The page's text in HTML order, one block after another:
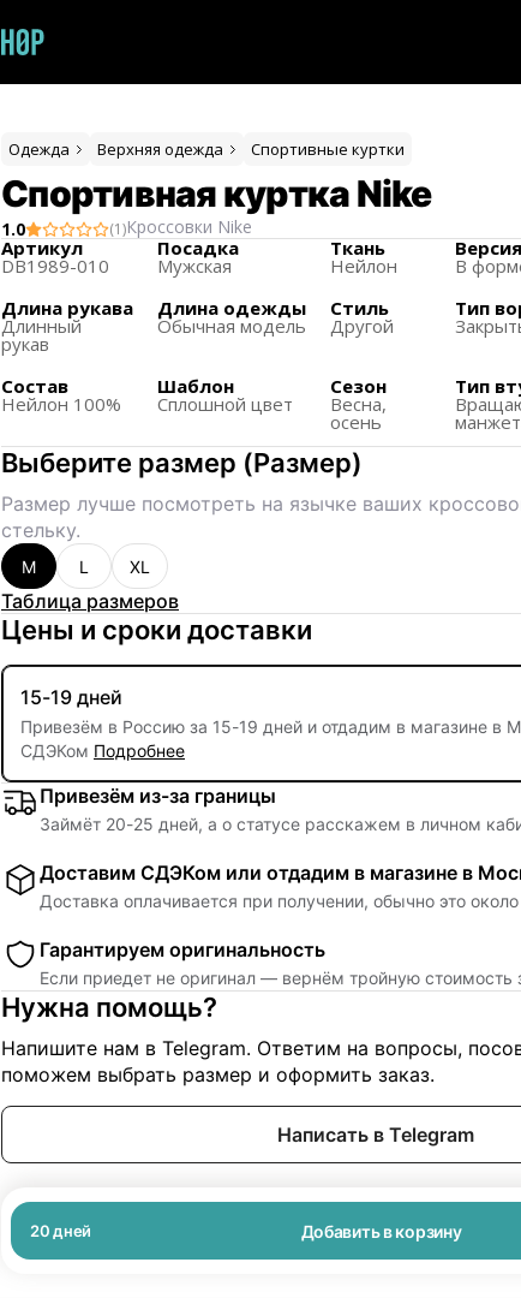
Одежда Верхняя одежда Спортивные куртки
Спортивная куртка Nike
1.0 (1)Кроссовки Nike
Артикул
DB1989-010
Посадка
Мужская
Ткань
Нейлон
Версия
В
Длина рукава
Длинный
рукав
Длина одежды
Обычная модель
Стиль
Другой
Тип
Состав
Нейлон 100%
Шаблон
Сплошной цвет
Сезон
Весна,
осень
Тип
Выберите размер (Размер)
Размер лучше посмотреть на язычке ваших
стельку.
M L XL
Таблица размеров
Цены и сроки доставки
15-19 дней
Привезём в Россию за 15-19 дней и отдадим в магазине в
СДЭКом Подробнее
Привезём из-за границы
Займёт 20-25 дней, а о статусе расскажем в личном
Доставим СДЭКом или отдадим в магазине в
Доставка оплачивается при получении, обычно это
Гарантируем оригинальность
Если приедет не оригинал — вернём тройную стоимость
Нужна помощь?
Напишите нам в Telegram. Ответим на вопросы,
поможем выбрать размер и оформить заказ.
Написать в Telegram
20дней Добавить в корзину